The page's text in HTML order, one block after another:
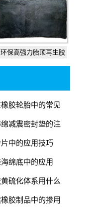
环保高强力胎顶再生胶
胶轮胎中的常见
减震密封垫的注
中的应用技巧
绵底中的应用
硫化体系用什么
胶制品中的掺用